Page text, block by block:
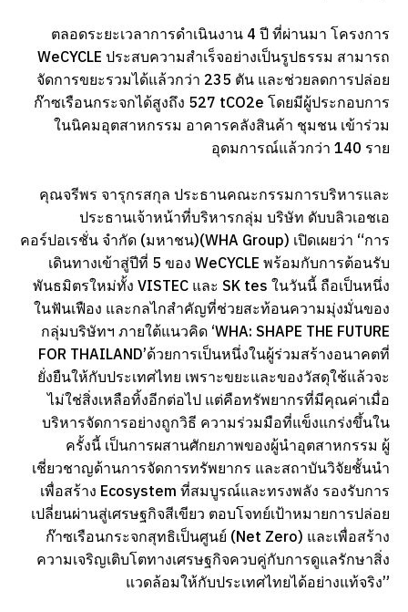
ตลอดระยะเวลาการดำเนินงาน 4 ปี ที่ผ่านมา โครงการ
WeCYCLE ประสบความสำเร็จอย่างเป็นรูปธรรม สามารถ
จัดการขยะรวมได้แล้วกว่า 235 ตัน และช่วยลดการปล่อย
ก๊าซเรือนกระจกได้สูงถึง 527 tCO2e โดยมีผู้ประกอบการ
ในนิคมอุตสาหกรรม อาคารคลังสินค้า ชุมชน เข้าร่วม
อุดมการณ์แล้วกว่า 140 ราย
คุณจรีพร จารุกรสกุล ประธานคณะกรรมการบริหารและ
ประธานเจ้าหน้าที่บริหารกลุ่ม บริษัท ดับบลิวเอชเอ
คอร์ปอเรชั่น จำกัด (มหาชน)(WHA Group) เปิดเผยว่า “การ
เดินทางเข้าสู่ปีที่ 5 ของ WeCYCLE พร้อมกับการต้อนรับ
พันธมิตรใหม่ทั้ง VISTEC และ SK tes ในวันนี้ ถือเป็นหนึ่ง
ในฟันเฟือง และกลไกสำคัญที่ช่วยสะท้อนความมุ่งมั่นของ
กลุ่มบริษัทฯ ภายใต้แนวคิด ‘WHA: SHAPE THE FUTURE
FOR THAILAND’ด้วยการเป็นหนึ่งในผู้ร่วมสร้างอนาคตที่
ยั่งยืนให้กับประเทศไทย เพราะขยะและของวัสดุใช้แล้วจะ
ไม่ใช่สิ่งเหลือทิ้งอีกต่อไป แต่คือทรัพยากรที่มีคุณค่าเมื่อ
บริหารจัดการอย่างถูกวิธี ความร่วมมือที่แข็งแกร่งขึ้นใน
ครั้งนี้ เป็นการผสานศักยภาพของผู้นำอุตสาหกรรม ผู้
เชี่ยวชาญด้านการจัดการทรัพยากร และสถาบันวิจัยชั้นนำ
เพื่อสร้าง Ecosystem ที่สมบูรณ์และทรงพลัง รองรับการ
เปลี่ยนผ่านสู่เศรษฐกิจสีเขียว ตอบโจทย์เป้าหมายการปล่อย
ก๊าซเรือนกระจกสุทธิเป็นศูนย์ (Net Zero) และเพื่อสร้าง
ความเจริญเติบโตทางเศรษฐกิจควบคู่กับการดูแลรักษาสิ่ง
แวดล้อมให้กับประเทศไทยได้อย่างแท้จริง”